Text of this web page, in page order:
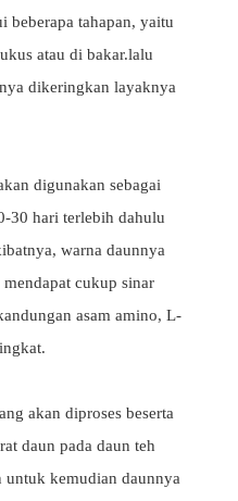
beberapa tahapan, yaitu
atau di bakar.lalu
dikeringkan layaknya
digunakan sebagai
30 hari terlebih dahulu
warna daunnya
cukup sinar
asam amino, L-
akan diproses beserta
daun pada daun teh
untuk kemudian daunnya